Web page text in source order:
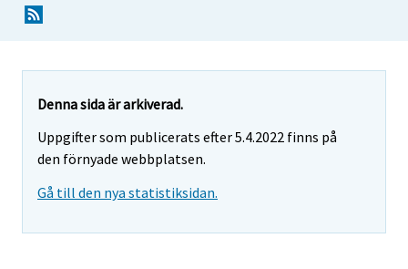
Denna sida är arkiverad.
Uppgifter som publicerats efter 5.4.2022 finns på
den förnyade webbplatsen.
Gå till den nya statistiksidan.